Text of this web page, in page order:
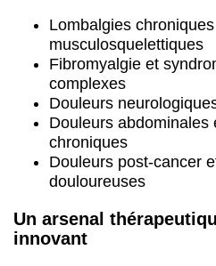
Lombalgies
musculosquelettiques
Fibromyalgie et
complexes
Douleurs
Douleurs abdominales
chroniques
Douleurs post-cancer
douloureuses
Un arsenal
innovant